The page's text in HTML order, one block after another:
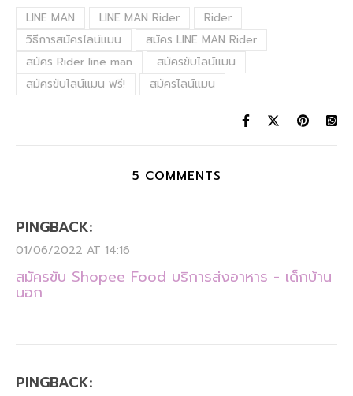
LINE MAN LINE MAN Rider
Rider
วิธีการสมัครไลน์แมน
สมัคร LINE MAN Rider
สมัคร Rider line man
สมัครขับไลน์แมน
สมัครขับไลน์แมน ฟรี!
สมัครไลน์แมน
5 COMMENTS
PINGBACK:
01/06/2022 AT 14:16
สมัครขับ Shopee Food บริการส่งอาหาร - เด็กบ้าน
นอก
PINGBACK: